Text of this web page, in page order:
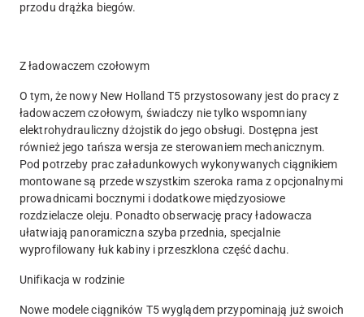
przodu drążka biegów.
Z ładowaczem czołowym
O tym, że nowy New Holland T5 przystosowany jest do pracy z
ładowaczem czołowym, świadczy nie tylko wspomniany
elektrohydrauliczny dżojstik do jego obsługi. Dostępna jest
również jego tańsza wersja ze sterowaniem mechanicznym.
Pod potrzeby prac załadunkowych wykonywanych ciągnikiem
montowane są przede wszystkim szeroka rama z opcjonalnymi
prowadnicami bocznymi i dodatkowe międzyosiowe
rozdzielacze oleju. Ponadto obserwację pracy ładowacza
ułatwiają panoramiczna szyba przednia, specjalnie
wyprofilowany łuk kabiny i przeszklona część dachu.
Unifikacja w rodzinie
Nowe modele ciągników T5 wyglądem przypominają już swoich